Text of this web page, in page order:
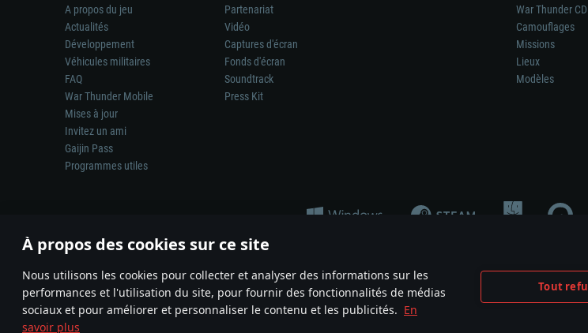
À propos des cookies sur ce site
Nous utilisons les cookies pour collecter et analyser des informations sur les
performances et l'utilisation du site, pour fournir des fonctionnalités de médias
sociaux et pour améliorer et personnaliser le contenu et les publicités. En
savoir plus
Tout
A propos du jeu
Actualités
Développement
Véhicules militaires
FAQ
War Thunder Mobile
Mises à jour
Invitez un ami
Gaijin Pass
Programmes utiles
Partenariat
Vidéo
Captures d'écran
Fonds d'écran
Soundtrack
Press Kit
War Thunder
Camouflages
Missions
Lieux
Modèles
La représentation d’une arme ou d’un véhicule réel dans ce jeu ne signifie pas la participation au développement du
© 2011—2026 Gaijin Games Kft. All trademarks, logos and brand names are the property of their respective owners.
Termes et conditions